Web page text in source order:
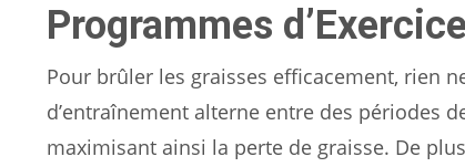
Programmes
Pour brûler les graisses efficacement, rien
d’entraînement alterne entre des périodes
maximisant ainsi la perte de graisse. De